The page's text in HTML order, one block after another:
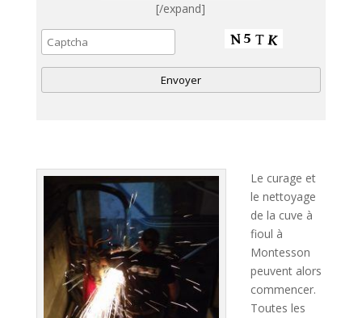
[/expand]
t
Le curage et
le nettoyage
de la cuve à
fioul à
Montesson
peuvent alors
commencer.
Toutes les